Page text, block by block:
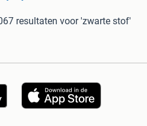
resultaten voor 'zwarte stof'